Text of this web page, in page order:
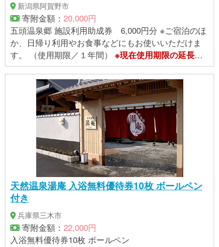
新潟県阿賀野市
寄附金額： 20,000円
五頭温泉郷 施設利用助成券 6,000円分 ※ご宿泊のほ
か、日帰り利用やお食事などにもお使いいただけま
す。 （使用期限／１年間） ※現在使用期限の延長措
置がとられています。詳細は提供事業者へお問合せ
ください。
天然温泉湯庵 入浴無料優待券10枚 ボールペン
付き
兵庫県三木市
寄附金額： 22,000円
入浴無料優待券10枚 ボールペン